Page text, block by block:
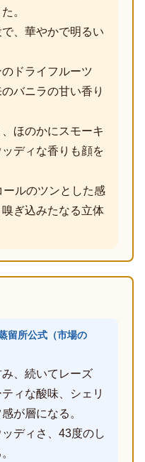
。
、華やかで明るい
ドライフルーツ
バニラの甘い香り
ほのかにスモーキ
ディな香りも顔を
ルのツンとした感
ぎ込みたなる立体
留所公式（市場の
、続いてレーズ
ィな酸味、シェリ
が層になる。
ディさ、43度のし